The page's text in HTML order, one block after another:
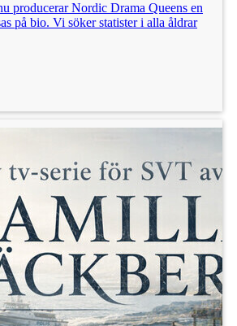
producerar Nordic Drama Queens en
på bio. Vi söker statister i alla åldrar